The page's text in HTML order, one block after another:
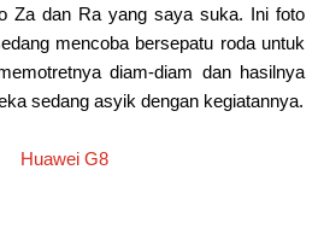
Za dan Ra yang saya suka. Ini foto
mencoba bersepatu roda untuk
diam-diam dan hasilnya
sedang asyik dengan kegiatannya.